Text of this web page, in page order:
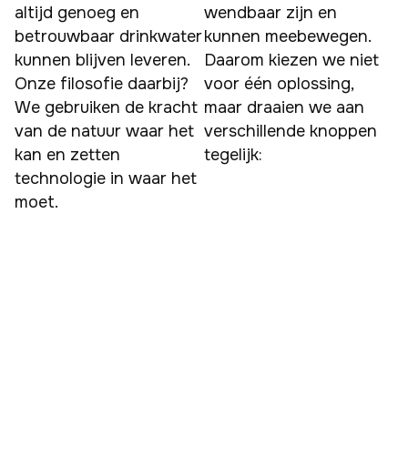
altijd genoeg en
betrouwbaar drinkwater
kunnen blijven leveren.
Onze filosofie daarbij?
We gebruiken de kracht
van de natuur waar het
kan en zetten
technologie in waar het
moet.
wendbaar zijn en
kunnen meebewegen.
Daarom kiezen we niet
voor één oplossing,
maar draaien we aan
verschillende knoppen
tegelijk: